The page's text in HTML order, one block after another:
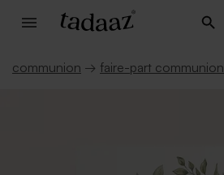
communion → faire-part communion